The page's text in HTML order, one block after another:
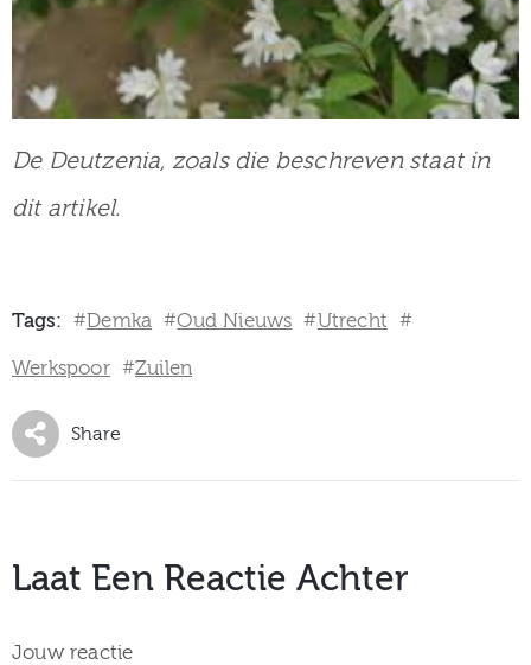
De Deutzenia, zoals die beschreven staat in
dit artikel.
Tags: #Demka #Oud Nieuws #Utrecht #
Werkspoor #Zuilen
Share
Laat Een Reactie Achter
Jouw reactie